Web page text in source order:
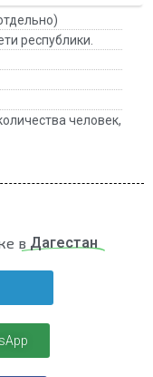
республики.
человек,
в Дагестан